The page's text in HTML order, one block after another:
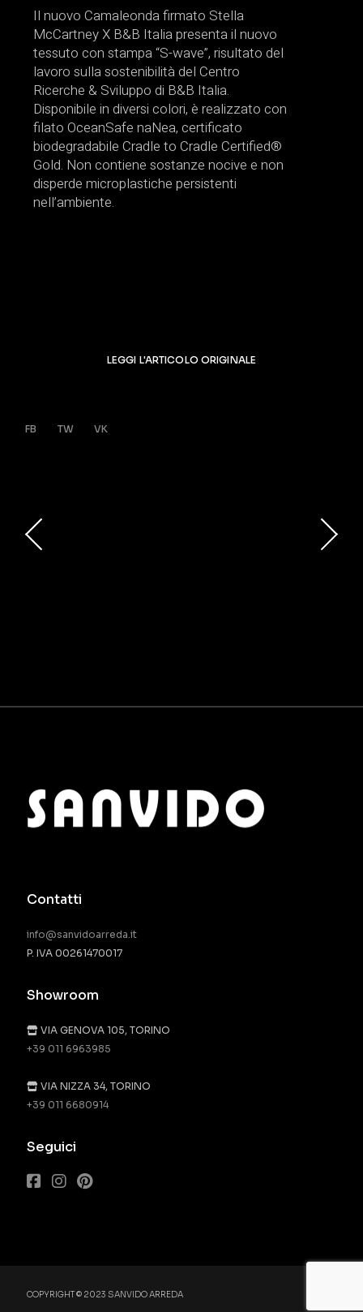
Il nuovo Camaleonda firmato Stella
McCartney X B&B Italia presenta il nuovo
tessuto con stampa “S-wave”, risultato del
lavoro sulla sostenibilità del Centro
Ricerche & Sviluppo di B&B Italia.
Disponibile in diversi colori, è realizzato con
filato OceanSafe naNea, certificato
biodegradabile Cradle to Cradle Certified®
Gold. Non contiene sostanze nocive e non
disperde microplastiche persistenti
nell’ambiente.
LEGGI L'ARTICOLO ORIGINALE
FB TW VK
Contatti
info@sanvidoarreda.it
P. IVA 00261470017
Showroom
VIA GENOVA 105, TORINO
+39 011 6963985
VIA NIZZA 34, TORINO
+39 011 6680914
Seguici
COPYRIGHT © 2023 SANVIDO ARREDA